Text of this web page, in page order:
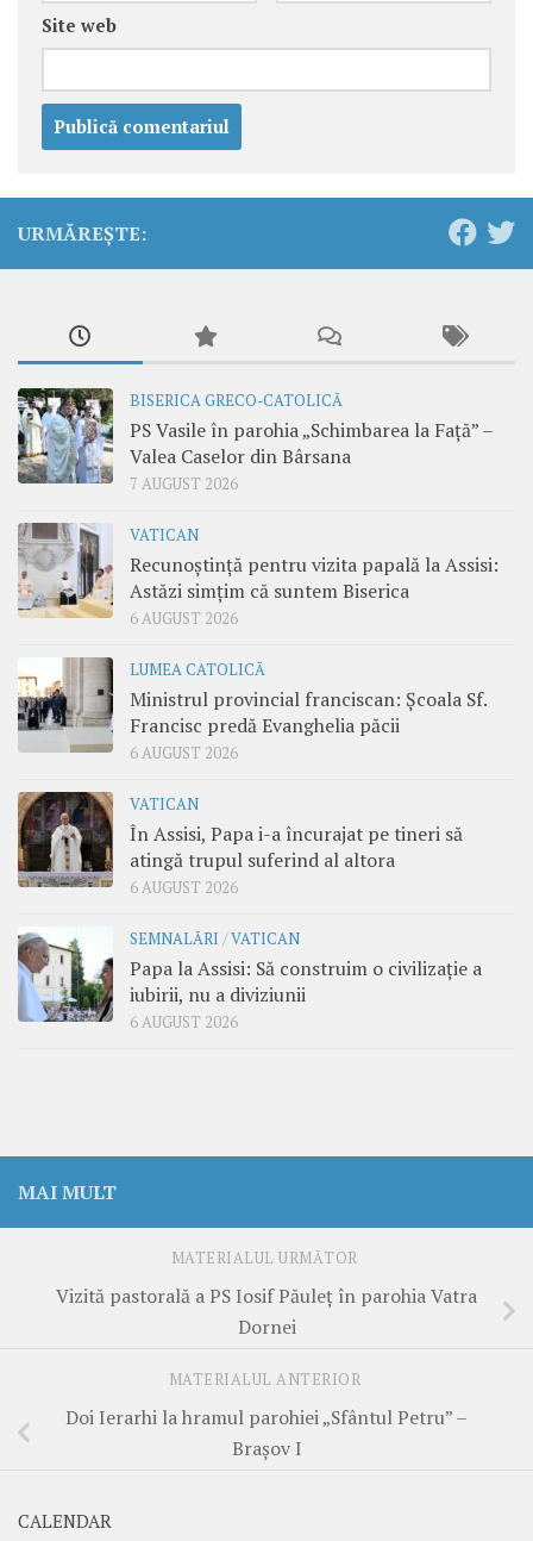
Site web
URMĂREȘTE:
BISERICA GRECO-CATOLICĂ
PS Vasile în parohia „Schimbarea la Față” –
Valea Caselor din Bârsana
7 AUGUST 2026
VATICAN
Recunoștință pentru vizita papală la Assisi:
Astăzi simțim că suntem Biserica
6 AUGUST 2026
LUMEA CATOLICĂ
Ministrul provincial franciscan: Școala Sf.
Francisc predă Evanghelia păcii
6 AUGUST 2026
VATICAN
În Assisi, Papa i-a încurajat pe tineri să
atingă trupul suferind al altora
6 AUGUST 2026
SEMNALĂRI /VATICAN
Papa la Assisi: Să construim o civilizație a
iubirii, nu a diviziunii
6 AUGUST 2026
MAI MULT
MATERIALUL URMĂTOR
Vizită pastorală a PS Iosif Păuleț în parohia Vatra
Dornei
MATERIALUL ANTERIOR
Doi Ierarhi la hramul parohiei „Sfântul Petru” –
Brașov I
CALENDAR